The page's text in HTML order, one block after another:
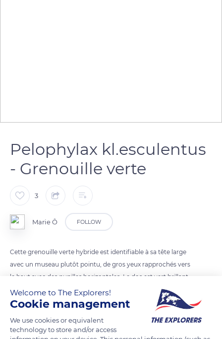
Pelophylax kl.esculentus
- Grenouille verte
3
Marie Ô FOLLOW
Cette grenouille verte hybride est identifiable à sa tête large
avec un museau plutôt pointu, de gros yeux rapprochés vers
le haut avec des pupilles horizontales. Le dos est vert brillant,
jaune-vert, plus rarement bleu-vert ou brunâtre, mais
généralement avec des tâches sombres. Les pattes sont
Elle mesure entre 8 et 11 centimètres. Elle habite les mares, les
Welcome to The Explorers!
Cookie management
We use cookies or equivalent
technology to store and/or access